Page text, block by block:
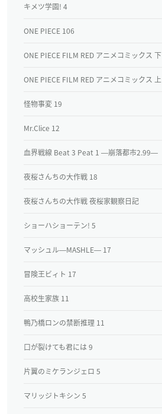
キメツ学園! 4
ONE PIECE 106
ONE PIECE FILM RED アニメコミックス 下
ONE PIECE FILM RED アニメコミックス 上
怪物事変 19
Mr.Clice 12
血界戦線 Beat 3 Peat 1 ―崩落都市2.99―
夜桜さんちの大作戦 18
夜桜さんちの大作戦 夜桜家観察日記
ショーハショーテン! 5
マッシュル―MASHLE― 17
冒険王ビィト 17
高校生家族 11
鴨乃橋ロンの禁断推理 11
口が裂けても君には 9
片翼のミケランジェロ 5
マリッジトキシン 5